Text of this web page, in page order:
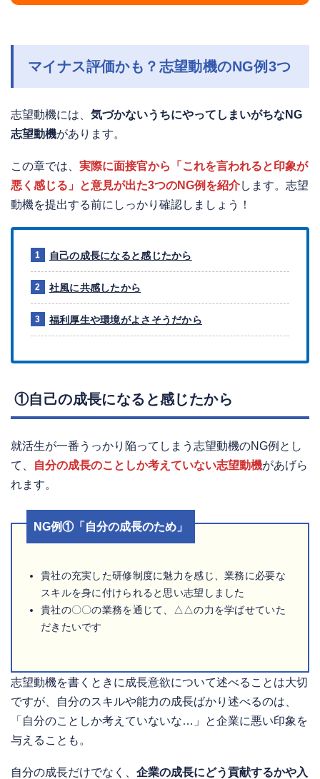
マイナス評価かも？志望動機のNG例3つ
志望動機には、 気づかないうちにやってしまいがちなNG
志望動機があります。
この章では、 実際に面接官から「これを言われると印象が
悪く感じる」と意見が出た3つのNG例を紹介します。志望
動機を提出する前にしっかり確認しましょう！
自己の成長になると感じたから
社風に共感したから
福利厚生や環境がよさそうだから
①自己の成長になると感じたから
就活生が一番うっかり陥ってしまう志望動機のNG例とし
て、
自分の成長のことしか考えていない志望動機があげら
れます。
NG例①「自分の成長のため」
貴社の充実した研修制度に魅力を感じ、業務に必要な
スキルを身に付けられると思い志望しました
貴社の〇〇の業務を通じて、△△の力を学ばせていた
だきたいです
志望動機を書くときに成長意欲について述べることは大切
ですが、自分のスキルや能力の成長ばかり述べるのは、
「自分のことしか考えていないな…」と企業に悪い印象を
与えることも。
自分の成長だけでなく、 企業の成長にどう貢献するかや入